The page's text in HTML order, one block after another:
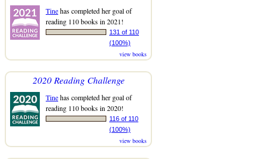
Tinehas completed her goal of
reading 110 books in 2021!
131 of 110
(100%)
view books
2020 Reading Challenge
Tinehas completed her goal of
reading 110 books in 2020!
116 of 110
(100%)
view books